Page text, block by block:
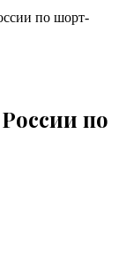
по шорт-
по